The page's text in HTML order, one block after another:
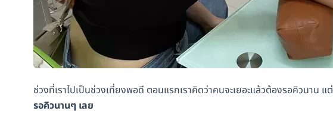
ช่วงที่เราไปเป็นช่วงเที่ยงพอดี ตอนแรกเราคิดว่าคนจะเยอะแล้วต้องรอคิวนาน แต่
รอคิวนานๆ เลย